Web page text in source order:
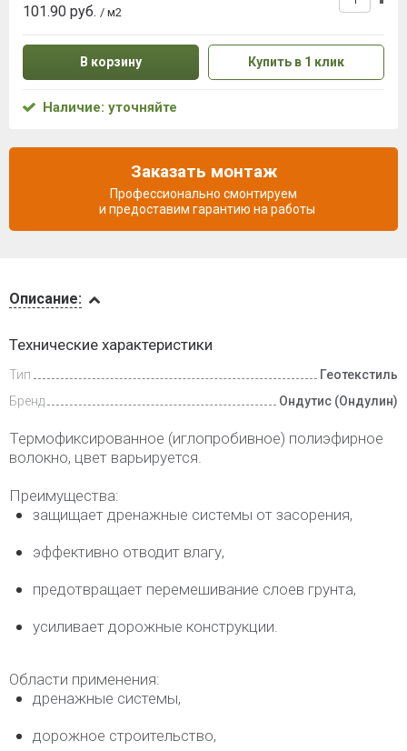
и оплата
Описание:
Технические характеристики
Тип
Геотекстиль
Бренд
Ондутис (Ондулин)
Термофиксированное (иглопробивное) полиэфирное
волокно, цвет варьируется.
Преимущества:
защищает дренажные системы от засорения,
эффективно отводит влагу,
предотвращает перемешивание слоев грунта,
усиливает дорожные конструкции.
Области применения:
дренажные системы,
дорожное строительство,
101.90 руб. / м2
В корзину Купить в 1 клик
Наличие: уточняйте
Заказать монтаж
Профессионально смонтируем
и предоставим гарантию на работы